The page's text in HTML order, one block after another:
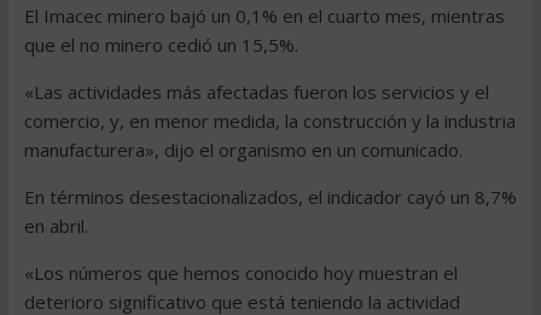
El Imacec minero bajó un 0,1% en el cuarto mes, mientras
que el no minero cedió un 15,5%.
«Las actividades más afectadas fueron los servicios y el
comercio, y, en menor medida, la construcción y la industria
manufacturera», dijo el organismo en un comunicado.
En términos desestacionalizados, el indicador cayó un 8,7%
en abril.
«Los números que hemos conocido hoy muestran el
deterioro significativo que está teniendo la actividad